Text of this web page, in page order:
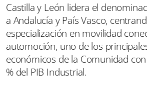
Castilla y León lidera el
a Andalucía y País Vasco,
especialización en movilidad
automoción, uno de los
económicos de la Comunidad
% del PIB Industrial.